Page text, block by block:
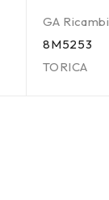
GA Ricambi
8M5253
TORICA